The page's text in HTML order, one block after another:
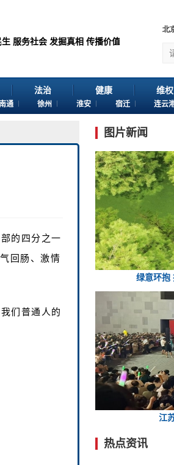
服务社会 发掘真相 传播价值 感谢您浏览江
法治 健康 维权
南通 徐州 淮安 宿迁 连云
的四分之一
回肠、激情
们普通人的
图片新闻
绿意环抱
江
热点资讯